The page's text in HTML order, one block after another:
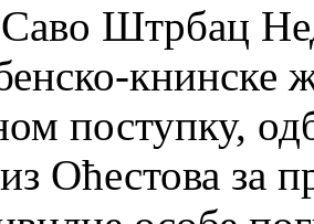
Штрбац
книн­ске
по­ступ­ку,
Оће­сто­ва за